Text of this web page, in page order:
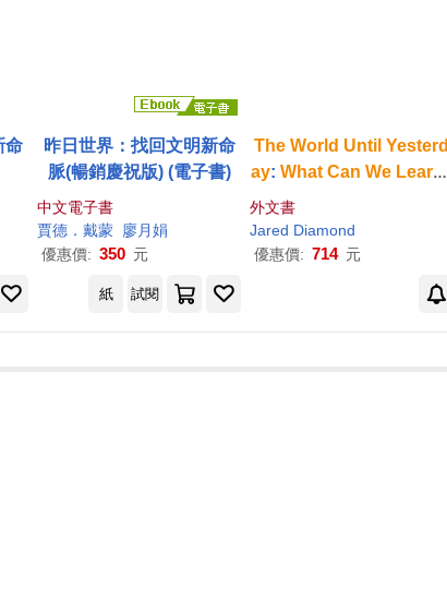
命
昨日世界：找回文明新命
脈(暢銷慶祝版) (電子書)
中文電子書
賈德．戴蒙 廖月娟
優惠價: 350 元
The World Until Yesterd
ay: What Can We Learn
rom Traditional
s
外文書
Jared Diamond
優惠價: 714 元
紙 試閱